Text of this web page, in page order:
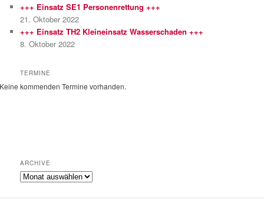
n
+++ Einsatz SE1 Personenrettung +++
21. Oktober 2022
+++ Einsatz TH2 Kleineinsatz Wasserschaden +++
8. Oktober 2022
TERMINE
Keine kommenden Termine vorhanden.
ARCHIVE
Archive